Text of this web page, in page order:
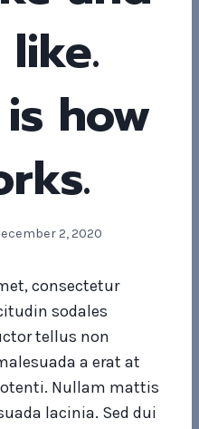
how
2, 2020
consectetur
sodales
tellus non
a erat at
Nullam mattis
lacinia. Sed dui